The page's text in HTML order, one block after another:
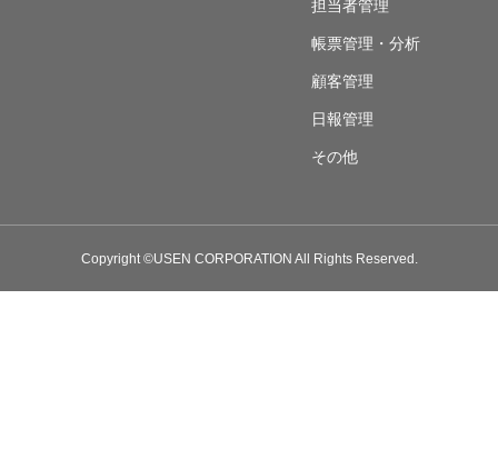
担当者管理
帳票管理・分析
顧客管理
日報管理
その他
Copyright ©USEN CORPORATION All Rights Reserved.